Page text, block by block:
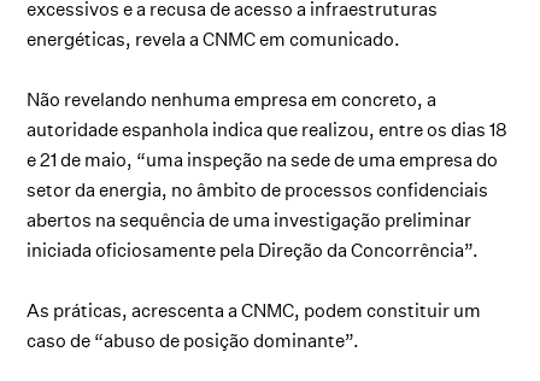
excessivos e a recusa de acesso a infraestruturas
energéticas, revela a CNMC em comunicado.
Não revelando nenhuma empresa em concreto, a
autoridade espanhola indica que realizou, entre os dias 18
e 21 de maio, “uma inspeção na sede de uma empresa do
setor da energia, no âmbito de processos confidenciais
abertos na sequência de uma investigação preliminar
iniciada oficiosamente pela Direção da Concorrência”.
As práticas, acrescenta a CNMC, podem constituir um
caso de “abuso de posição dominante”.